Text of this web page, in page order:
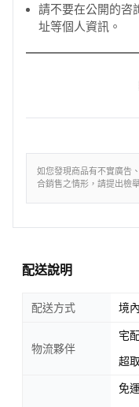
請不要在公開的咨
址等個人資訊。
如您發現商品有不實廣告
合銷售之情形，請提出檢
配送說明
配送方式 境
物流夥伴
宅
超
免運